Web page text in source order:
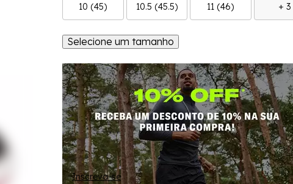
10 (45) 10.5 (45.5) 11 (46) + 3
Selecione um tamanho
Inscreva-se